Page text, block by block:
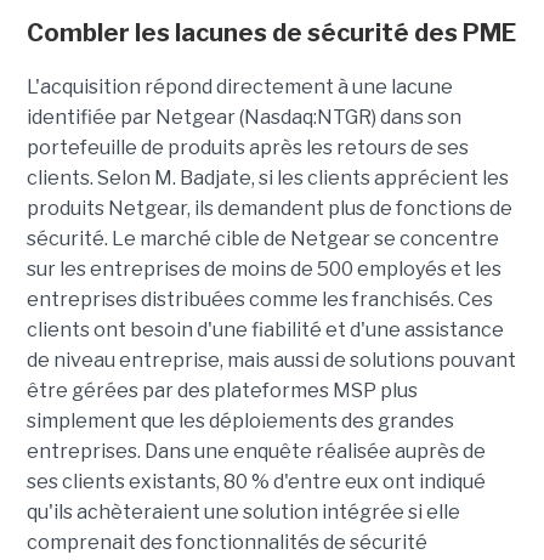
Combler les lacunes de sécurité des PME
L'acquisition répond directement à une lacune
identifiée par Netgear (Nasdaq:NTGR) dans son
portefeuille de produits après les retours de ses
clients. Selon M. Badjate, si les clients apprécient les
produits Netgear, ils demandent plus de fonctions de
sécurité. Le marché cible de Netgear se concentre
sur les entreprises de moins de 500 employés et les
entreprises distribuées comme les franchisés. Ces
clients ont besoin d'une fiabilité et d'une assistance
de niveau entreprise, mais aussi de solutions pouvant
être gérées par des plateformes MSP plus
simplement que les déploiements des grandes
entreprises. Dans une enquête réalisée auprès de
ses clients existants, 80 % d'entre eux ont indiqué
qu'ils achèteraient une solution intégrée si elle
comprenait des fonctionnalités de sécurité